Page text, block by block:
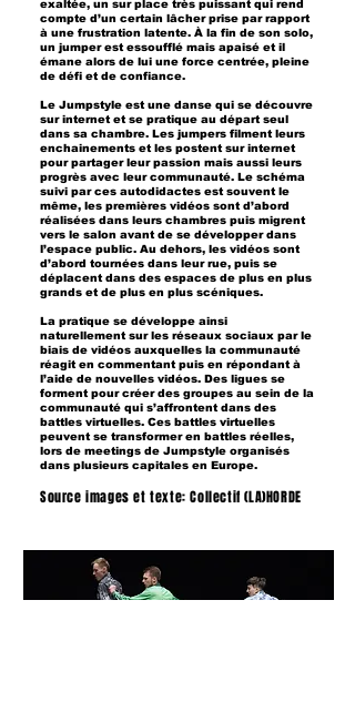
exaltée, un sur place très puissant qui rend
compte d’un certain lâcher prise par rapport
à une frustration latente. À la fin de son solo,
un jumper est essoufflé mais apaisé et il
émane alors de lui une force centrée, pleine
de défi et de confiance.
Le Jumpstyle est une danse qui se découvre
sur internet et se pratique au départ seul
dans sa chambre. Les jumpers filment leurs
enchainements et les postent sur internet
pour partager leur passion mais aussi leurs
progrès avec leur communauté. Le schéma
suivi par ces autodidactes est souvent le
même, les premières vidéos sont d’abord
réalisées dans leurs chambres puis migrent
vers le salon avant de se développer dans
l’espace public. Au dehors, les vidéos sont
d’abord tournées dans leur rue, puis se
déplacent dans des espaces de plus en plus
grands et de plus en plus scéniques.
La pratique se développe ainsi
naturellement sur les réseaux sociaux par le
biais de vidéos auxquelles la communauté
réagit en commentant puis en répondant à
l’aide de nouvelles vidéos. Des ligues se
forment pour créer des groupes au sein de la
communauté qui s’affrontent dans des
battles virtuelles. Ces battles virtuelles
peuvent se transformer en battles réelles,
lors de meetings de Jumpstyle organisés
dans plusieurs capitales en Europe.
Source images et texte: Collectif (LA)HORDE